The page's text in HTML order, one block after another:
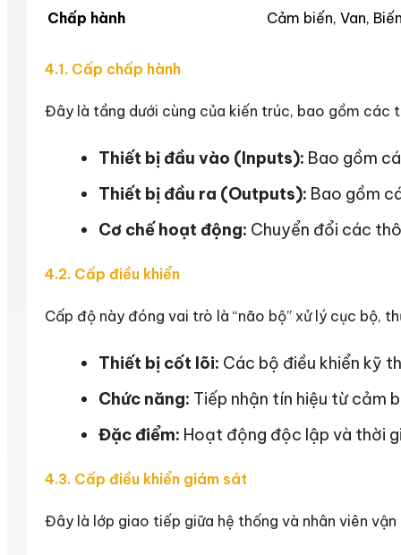
Chấp hành Cảm biến, Van,
4.1. Cấp chấp hành
Đây là tầng dưới cùng của kiến trúc, bao gồm
Thiết bị đầu vào (Inputs): Bao gồm
Thiết bị đầu ra (Outputs): Bao gồm
Cơ chế hoạt động: Chuyển đổi các
4.2. Cấp điều khiển
Cấp độ này đóng vai trò là “não bộ” xử lý cục bộ,
Thiết bị cốt lõi: Các bộ điều khiển kỹ
Chức năng: Tiếp nhận tín hiệu từ cảm
Đặc điểm: Hoạt động độc lập và thời
4.3. Cấp điều khiển giám sát
Đây là lớp giao tiếp giữa hệ thống và nhân viên